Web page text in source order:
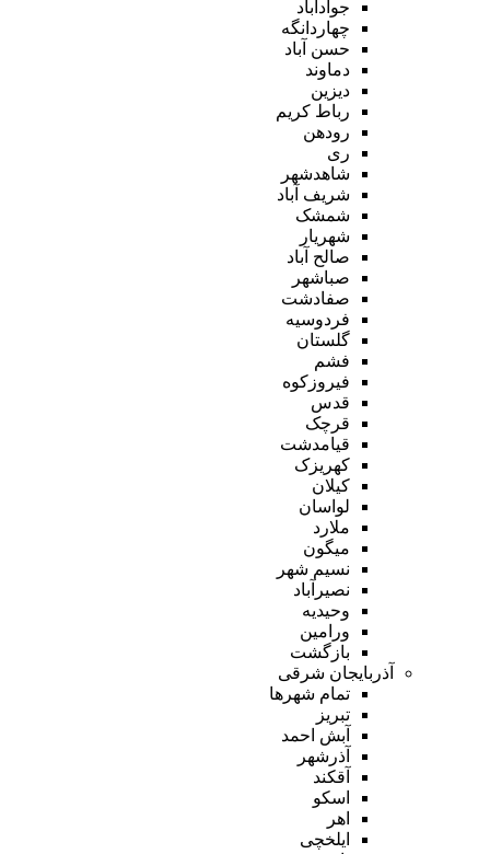
جوادآباد
چهاردانگه
حسن آباد
دماوند
دیزین
رباط کریم
رودهن
ری
شاهدشهر
شریف آباد
شمشک
شهریار
صالح آباد
صباشهر
صفادشت
فردوسیه
گلستان
فشم
فیروزکوه
قدس
قرچک
قیامدشت
کهریزک
کیلان
لواسان
ملارد
میگون
نسیم شهر
نصیرآباد
وحیدیه
ورامین
بازگشت
آذربایجان شرقی
تمام شهر‌ها
تبریز
آبش احمد
آذرشهر
آقکند
اسکو
اهر
ایلخچی